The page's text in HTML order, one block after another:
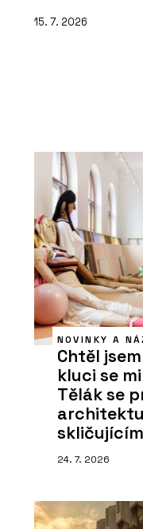
15. 7. 2026
NOVINKY A
Chtěl
kluci se
Tělák se
24. 7. 2026